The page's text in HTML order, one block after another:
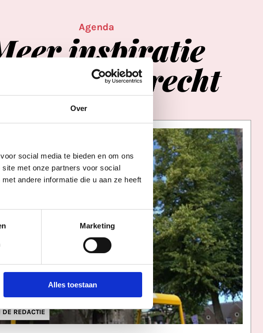
Over
social media te bieden en om ons
met onze partners voor social
andere informatie die u aan ze heeft
Marketing
Alles toestaan
Agenda
inspiratie
inUtrecht
DE REDACTIE